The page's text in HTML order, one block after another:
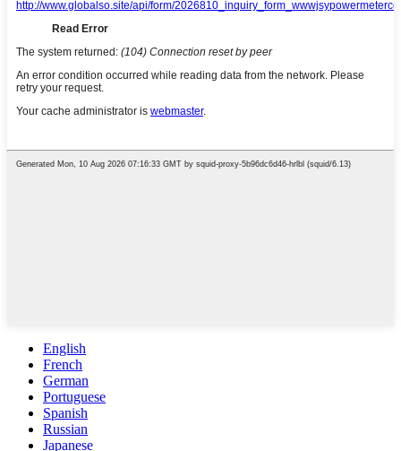
English
French
German
Portuguese
Spanish
Russian
Japanese